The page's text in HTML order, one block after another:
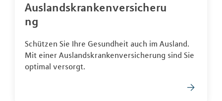
Auslandskrankenversicheru
ng
Schützen Sie Ihre Gesundheit auch im Ausland.
Mit einer Auslandskrankenversicherung sind Sie
optimal versorgt.